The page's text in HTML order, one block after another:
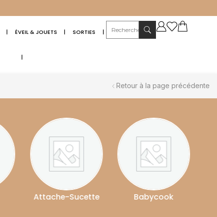
| ÉVEIL & JOUETS | SORTIES |
|
Retour à la page précédente
Sucette Babycook Babyphone